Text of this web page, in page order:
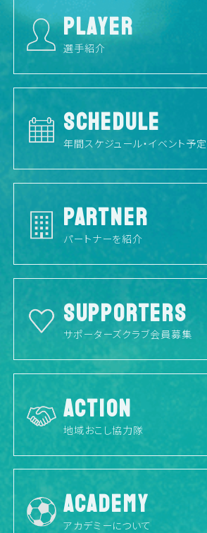
PLAYER
選手紹介
SCHEDULE
年間スケジュール・イベント予定
PARTNER
パートナーを紹介
SUPPORTERS
サポーターズクラブ会員募集
ACTION
地域おこし協力隊
ACADEMY
アカデミーについて